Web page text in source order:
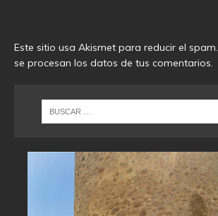
Este sitio usa Akismet para reducir el spam.
se procesan los datos de tus comentarios.